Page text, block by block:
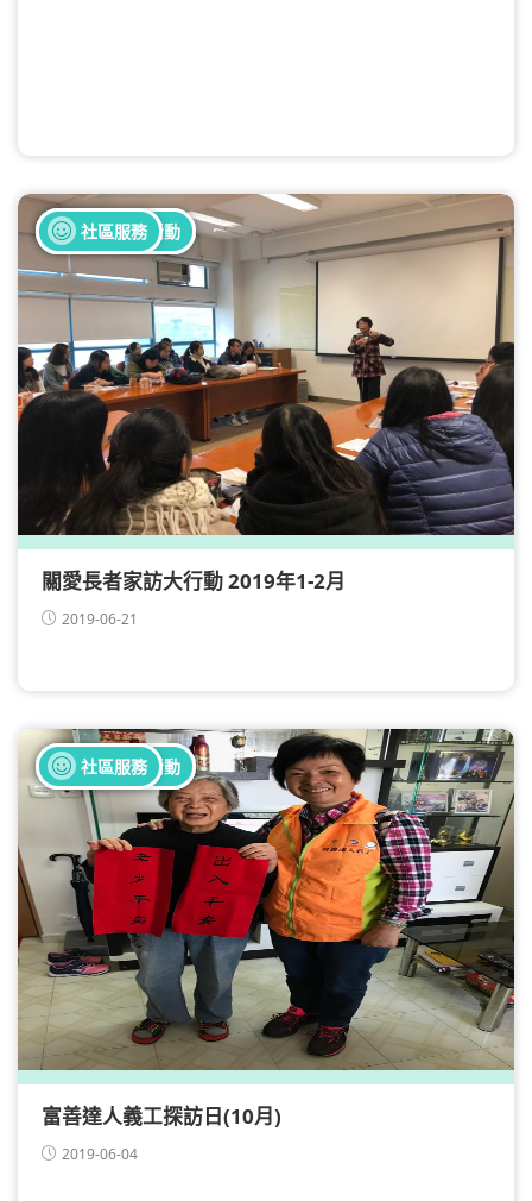
關愛長者家訪大行動 2019年1-2月
2019-06-21
全部健康活動
全部義工活動
社區服務
富善達人義工探訪日(10月)
2019-06-04
全部健康活動
全部義工活動
社區服務